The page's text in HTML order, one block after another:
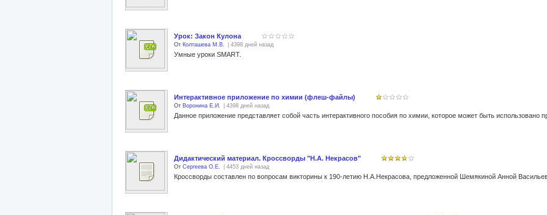
Урок: Закон Кулона
От Колташева М.В. | 4398 дней назад
Умные уроки SMART.
Интерактивное приложение по химии (флеш-файлы)
От Воронина Е.И. | 4398 дней назад
Дидактический материал. Кроссворды "Н.А. Некрасов"
От Сергеева О.Е. | 4453 дней назад
Кроссворды составлен по вопросам викторины к 190-летию Н.А.Некрасова, предложенной Шемякиной Анной